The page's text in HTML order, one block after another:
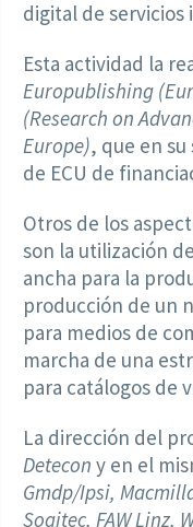
digital de servicios
Esta actividad la
Europublishing
(Research on
Europe), que en su
de ECU de
Otros de los
son la utilización
ancha para la
producción de un
para medios de
marcha de una
para catálogos de
La dirección del
Detecon y en el
Gmdp/Ipsi,
Sogitec, FAW Linz,